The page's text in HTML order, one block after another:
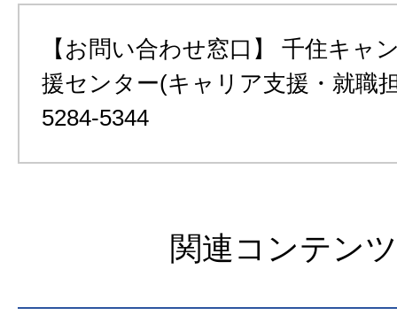
【お問い合わせ窓口】 千住キャ
援センター(キャリア支援・就職
5284-5344
関連コンテンツ